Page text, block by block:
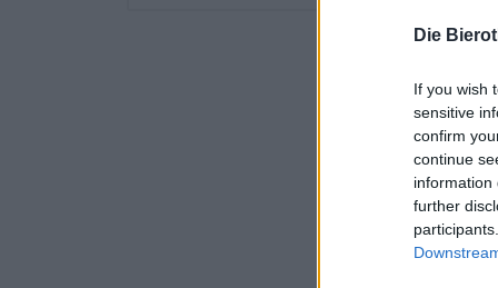
Die
If you wish
sensitive
confirm
continue
information
further